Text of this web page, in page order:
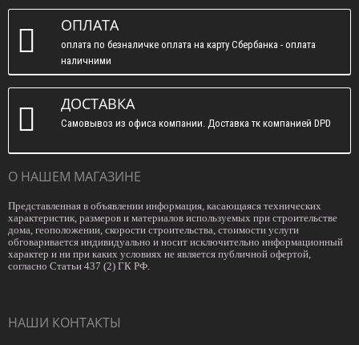
ОПЛАТА
оплата по безналичке оплата на карту Сбербанка - оплата
наличними
ДОСТАВКА
Самовывоз из офиса компании. Доставка тк компанией DPD
О НАШЕМ МАГАЗИНЕ
Представленная в объявлении информация, касающаяся технических
характеристик, размеров и материалов используемых при строительстве
дома, геоположении, скорости строительства, стоимости услуги
обговаривается индивидуально и носит исключительно информационный
характер и ни при каких условиях не является публичной офертой,
согласно Статьи 437 (2) ГК РФ.
НАШИ КОНТАКТЫ